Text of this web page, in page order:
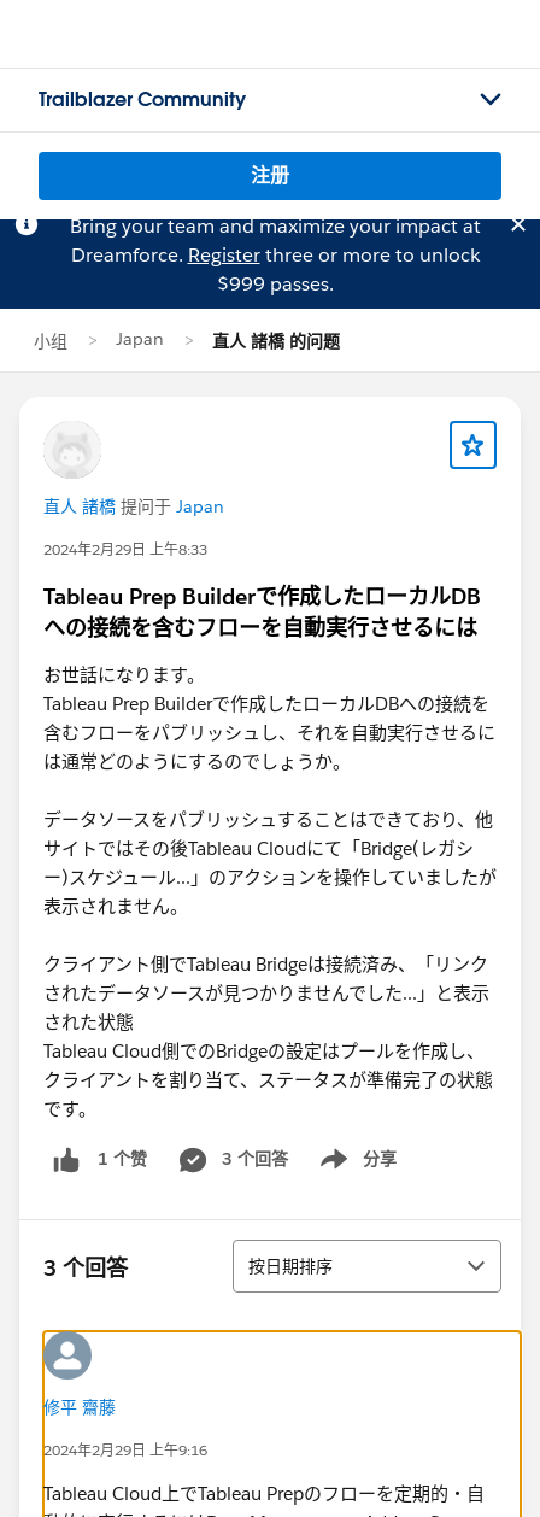
Trailblazer Community
注册
Bring your team and maximize your impact at
Dreamforce. Registerthree or more to unlock
$999 passes.
小组 Japan 直人 諸橋 的问题
直人 諸橋 提问于 Japan
2024年2月29日 上午8:33
Tableau Prep Builderで作成したローカルDB
への接続を含むフローを自動実行させるには
お世話になります。
Tableau Prep Builderで作成したローカルDBへの接続を
含むフローをパブリッシュし、それを自動実行させるに
は通常どのようにするのでしょうか。
データソースをパブリッシュすることはできており、他
サイトではその後Tableau Cloudにて「Bridge(レガシ
ー)スケジュール...」のアクションを操作していましたが
表示されません。
クライアント側でTableau Bridgeは接続済み、「リンク
されたデータソースが見つかりませんでした...」と表示
された状態
Tableau Cloud側でのBridgeの設定はプールを作成し、
クライアントを割り当て、ステータスが準備完了の状態
です。
1 个赞 3 个回答 分享
Show menu
3 个回答 排序
按日期排序
修平 齋藤
2024年2月29日 上午9:16
Tableau Cloud上でTableau Prepのフローを定期的・自